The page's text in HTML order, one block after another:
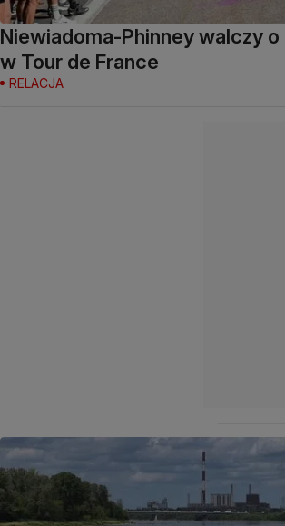
Niewiadoma-Phinney walczy
w Tour de France
RELACJA